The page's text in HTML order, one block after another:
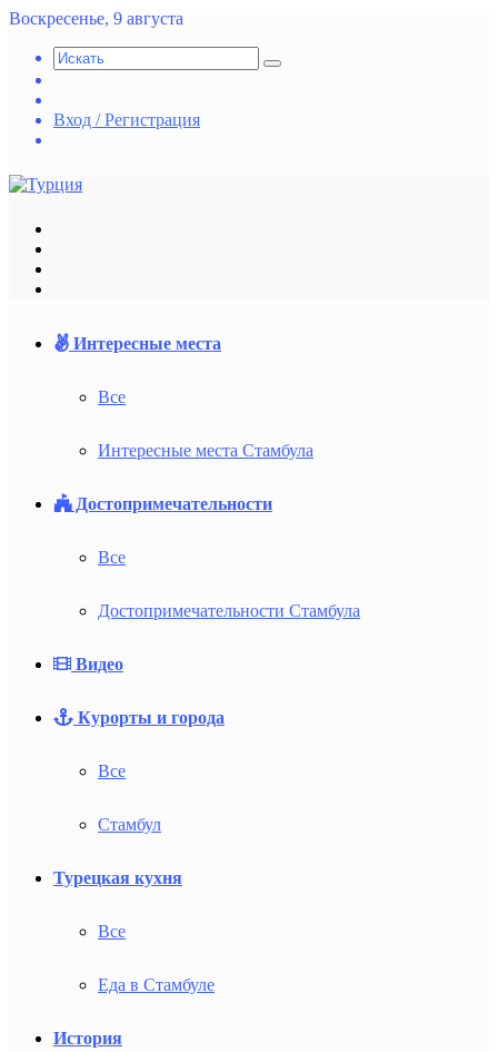
Воскресенье, 9 августа
Искать
статья
Вход / Регистрация
Интересные места
Все
Интересные места Стамбула
Достопримечательности
Все
Достопримечательности Стамбула
Видео
Курорты и города
Все
Стамбул
Турецкая кухня
Все
Еда в Стамбуле
История